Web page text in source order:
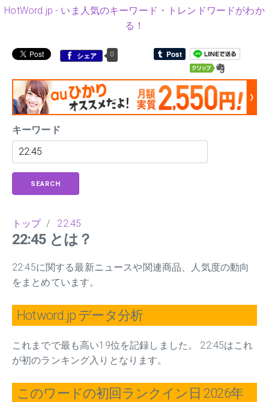
HotWord.jp - いま人気のキーワード・トレンドワードがわか
る！
シェア 0
キーワード
SEARCH
トップ/ 22:45
22:45 とは？
22:45に関する最新ニュースや関連商品、人気度の動向
をまとめています。
Hotword.jp データ分析
これまでで最も高い19位を記録しました。 22:45はこれ
が初のランキング入りとなります。
このワードの初回ランクイン日 2026年